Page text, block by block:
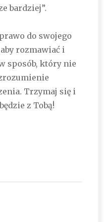
bardziej”.
do swojego
rozmawiać i
sposób, który nie
Trzymaj się i
z Tobą!